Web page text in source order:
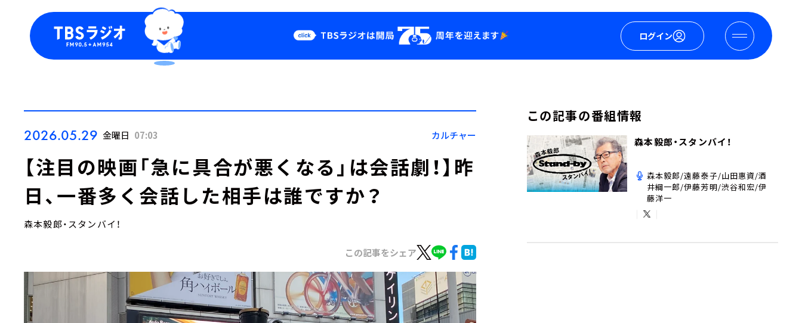
ログイン
Podcast
YouTube
2026.05.29 金曜日 07:03 カルチャー
【注目の映画「急に具合が悪くなる」は会話劇！】昨
日、一番多く会話した相手は誰ですか？
森本毅郎・スタンバイ！
この記事をシェア
この記事の番組情報
森本毅郎・スタンバイ！
森本毅郎/遠藤泰子/山田惠資/酒
井綱一郎/伊藤芳明/渋谷和宏/伊
藤洋一